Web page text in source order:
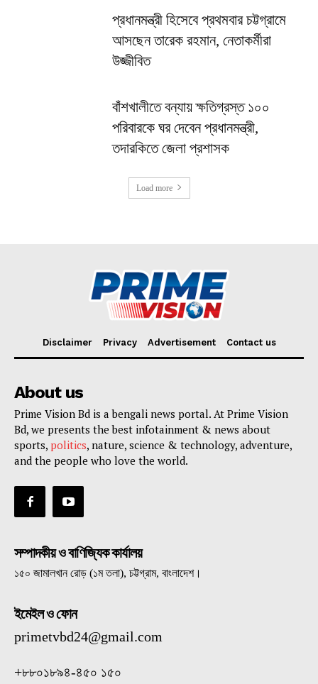
প্রধানমন্ত্রী হিসেবে প্রথমবার চট্টগ্রামে
আসছেন তারেক রহমান, নেতাকর্মীরা
উজ্জীবিত
বাঁশখালীতে বন্যায় ক্ষতিগ্রস্ত ১০০
পরিবারকে ঘর দেবেন প্রধানমন্ত্রী,
তদারকিতে জেলা প্রশাসক
Load more
Disclaimer Privacy Advertisement Contact us
About us
Prime Vision Bd is a bengali news portal. At Prime Vision
Bd, we presents the best infotainment & news about
sports, politics, nature, science & technology, adventure,
and the people who love the world.
সম্পাদকীয় ও বাণিজ্যিক কার্যালয়
১৫০ জামালখান রোড় (১ম তলা), চট্টগ্রাম, বাংলাদেশ।
ইমেইল ও ফোন
primetvbd24@gmail.com
+৮৮০১৮৯৪-৪৫০ ১৫০